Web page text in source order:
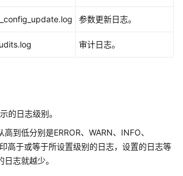
参数更新日志。
审计日志。
的日志级别。
到低分别是ERROR、WARN、INFO、
高于或等于所设置级别的日志，设置的日志等
志就越少。